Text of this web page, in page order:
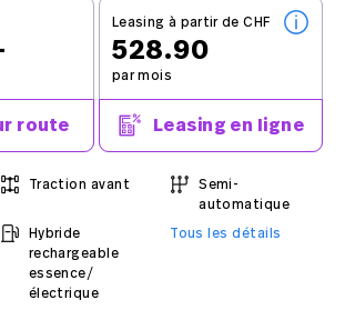
route
Leasing à partir de CHF
528.90
par mois
Leasing en ligne
Traction avant
Semi-
automatique
Hybride
rechargeable
essence/
électrique
Tous les détails